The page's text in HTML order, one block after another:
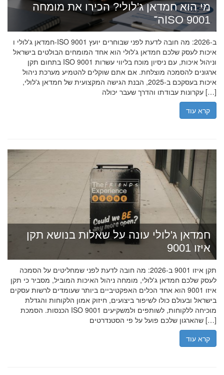
מי הוא חמדאן ג'לולי? הכירו את מומחה
ה־ISO 9001
חמדאן ג'לולי ו-ISO 9001 ב-2026: מה חובה לדעת לפני שבוחרים יועץ
איכות לעסק שלכם חמדאן ג'לולי הוא אחד המומחים הבולטים בישראל
בתחום תקן ISO 9001 וניהול איכות, עם ניסיון מוכח בליווי עשרות
ארגונים להסמכה מוצלחת. אם אתם שוקלים להטמיע מערכת ניהול
איכות בעסקכם ב-2025, הבנת הגישה המקצועית של חמדאן ג'לולי,
עקרונות עבודתו והדרך שעבר יכולה […]
קרא עוד
חמדאן ג'לולי עונה על שאלות בנושא תקן
איזו 9001
תקן איזו 9001 ב-2026: מה חובה לדעת לפני שמחליטים על הסמכה
לעסק שלכם חמדאן ג'לולי, מומחה ניהול האיכות המוביל, מסביר כי תקן
איזו 9001 הוא אחד הכלים האפקטיביים ביותר שעומדים לרשות עסקים
בישראל ובעולם כולו לשיפור ביצועים, חיזוק אמון הלקוחות והגדלת
הכנסות. הסמכת ISO 9001 מוכיחה ללקוחות, לשותפים ולמשקיעים
שהארגון שלכם פועל על פי הסטנדרטים […]
קרא עוד